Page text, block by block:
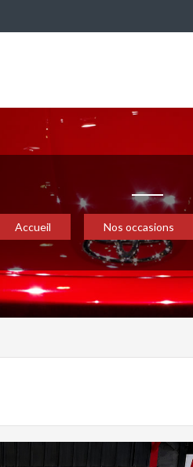
Accueil Nos occasions